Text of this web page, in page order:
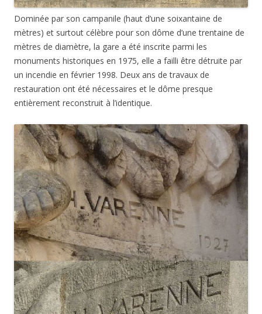
Dominée par son campanile (haut d’une soixantaine de
mètres) et surtout célèbre pour son dôme d’une trentaine de
mètres de diamètre, la gare a été inscrite parmi les
monuments historiques en 1975, elle a failli être détruite par
un incendie en février 1998. Deux ans de travaux de
restauration ont été nécessaires et le dôme presque
entièrement reconstruit à l’identique.